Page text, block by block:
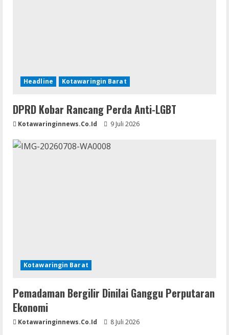
Headline Kotawaringin Barat
DPRD Kobar Rancang Perda Anti-LGBT
Kotawaringinnews.co.id 9 Juli 2026
Kotawaringin Barat
Pemadaman Bergilir Dinilai Ganggu Perputaran
Ekonomi
Kotawaringinnews.co.id 8 Juli 2026